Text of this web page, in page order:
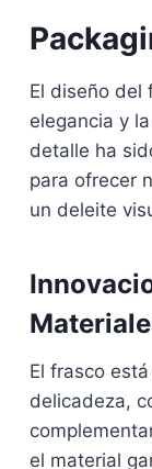
El diseño del
elegancia y
detalle ha
para ofrecer
un deleite
El frasco
delicadeza,
el material